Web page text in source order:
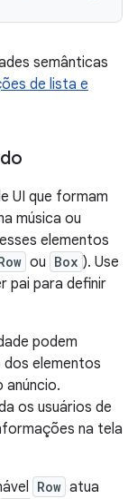
semânticas
de lista e
UI que formam
música ou
elementos
ou Box ). Use
pai para definir
podem
elementos
anúncio.
os usuários de
na tela
Row atua